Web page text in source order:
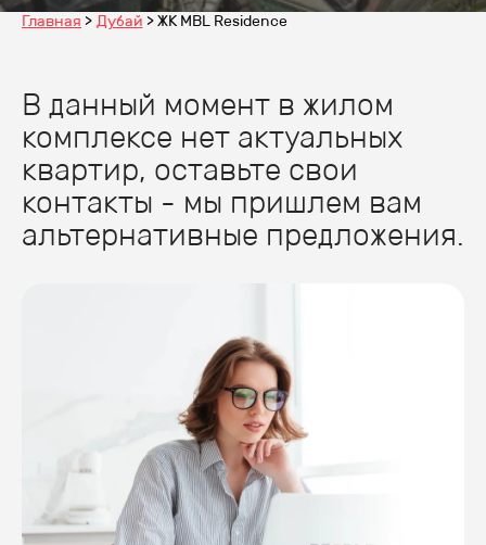
Главная Дубай ЖК MBL Residence
В данный момент в жилом
комплексе нет актуальных
квартир, оставьте свои
контакты - мы пришлем вам
альтернативные предложения.